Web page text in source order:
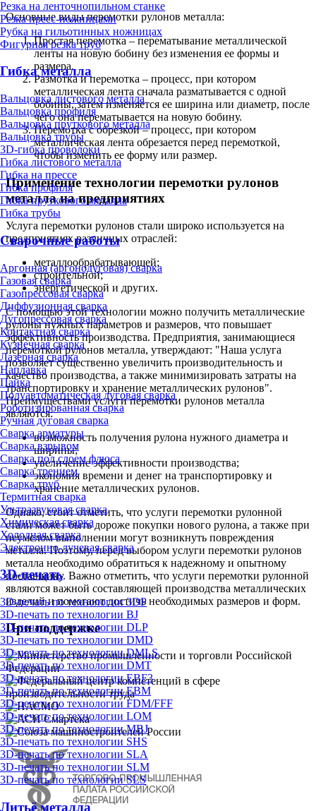
Резка на ленточнопильном станке
Резка пресс-ножницами
Рубка на гильотинных ножницах
Фигурная резка труб
Гибка металла
Вальцовка листового металла
Вальцовка профиля
Вальцовка пруткового металла
Вальцовка трубы
3D-гибка проволоки
Гибка листового металла
Гибка на прессе
Гибка профиля
Гибка пруткового металла
Гибка трубы
Сварочные работы
Аргонная (аргонодуговая) сварка
Газовая сварка
Газопрессовая сварка
Диффузионная сварка
Дугопрессовая сварка
Контактная сварка
Кузнечная сварка
Лазерная сварка
Наплавка
Пайка
Полуавтоматическая дуговая сварка
Роботизированная сварка
Ручная дуговая сварка
Сварка арматуры
Сварка взрывом
Сварка под слоем флюса
Сварка трением
Сварка труб
Термитная сварка
Ультразвуковая сварка
Химическая сварка
Холодная сварка
Электронно-лучевая сварка
3D-печать
3D-печать по технологии 3DP
3D-печать по технологии BJ
3D-печать по технологии DLP
3D-печать по технологии DMD
3D-печать по технологии DMLS
3D-печать по технологии DMT
3D-печать по технологии EBF3
3D-печать по технологии EBM
3D-печать по технологии FDM/FFF
3D-печать по технологии LOM
3D-печать по технологии MBJ
3D-печать по технологии SHS
3D-печать по технологии SLA
3D-печать по технологии SLM
3D-печать по технологии SLS
Литьё металла
Основные виды перемотки рулонов металла:
Простая перемотка – перематывание металлической
ленты на новую бобину без изменения ее формы и
размера.
Размотка и перемотка – процесс, при котором
металлическая лента сначала разматывается с одной
бобины, затем изменяется ее ширина или диаметр, после
чего она перематывается на новую бобину.
Перемотка с обрезкой – процесс, при котором
металлическая лента обрезается перед перемоткой,
чтобы изменить ее форму или размер.
Применение технологии перемотки рулонов
металла на предприятиях
Услуга перемотки рулонов стали широко используется на
предприятиях различных отраслей:
металлообрабатывающей;
строительной;
энергетической и других.
С помощью этой технологии можно получить металлические
рулоны нужных параметров и размеров, что повышает
эффективность производства. Предприятия, занимающиеся
перемоткой рулонов металла, утверждают: "Наша услуга
позволяет существенно увеличить производительность и
качество производства, а также минимизировать затраты на
транспортировку и хранение металлических рулонов".
Преимуществами услуги перемотки рулонов металла
являются:
возможность получения рулона нужного диаметра и
ширины;
увеличение эффективности производства;
экономия времени и денег на транспортировку и
хранение металлических рулонов.
Однако, стоит отметить, что услуги перемотки рулонной
стали может быть дороже покупки нового рулона, а также при
неумелом выполнении могут возникнуть повреждения
металла. Поэтому, перед выбором услуги перемотки рулонов
металла необходимо обратиться к надежному и опытному
поставщику. Важно отметить, что услуги перемотки рулонной
являются важной составляющей производства металлических
изделий и помогают достичь необходимых размеров и форм.
При поддержке